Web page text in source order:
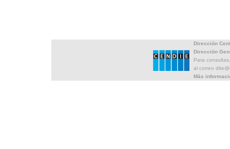
Dirección
Dirección
Para
al correo
Más